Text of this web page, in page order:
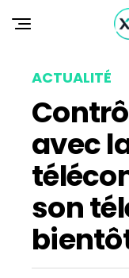
ACTUALITÉ
avec
son